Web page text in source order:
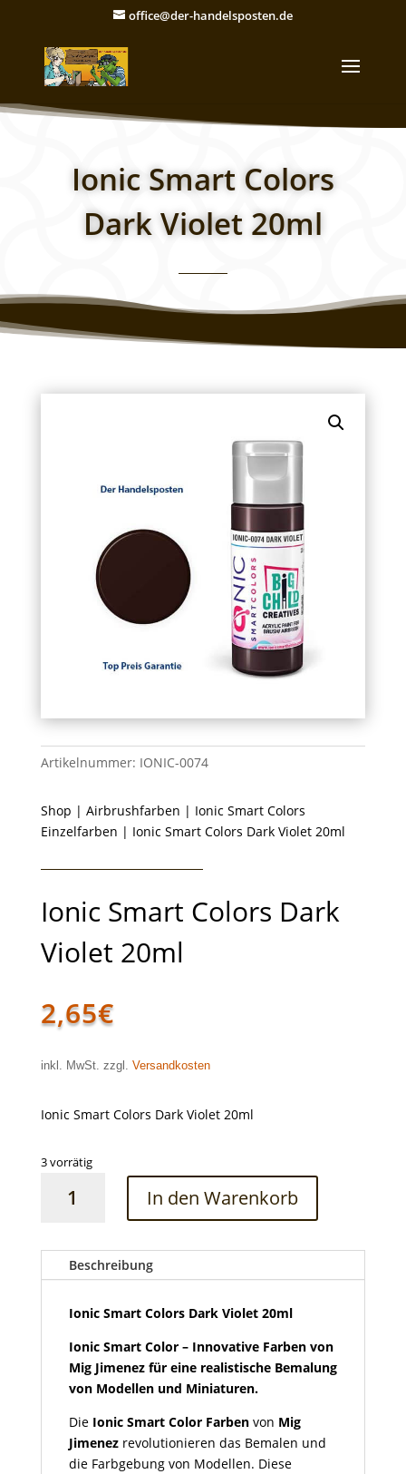
office@der-handelsposten.de
Ionic Smart Colors
Dark Violet 20ml
Artikelnummer: IONIC-0074
Shop | Airbrushfarben | Ionic Smart Colors
Einzelfarben | Ionic Smart Colors Dark Violet 20ml
Ionic Smart Colors Dark
Violet 20ml
2,65€
inkl. MwSt. zzgl. Versandkosten
Ionic Smart Colors Dark Violet 20ml
3 vorrätig
Smart
Violet
Menge
In den Warenkorb
Beschreibung
Ionic Smart Colors Dark Violet 20ml
Ionic Smart Color – Innovative Farben von
Mig Jimenez für eine realistische Bemalung
von Modellen und Miniaturen.
Die Ionic Smart Color Farbenvon Mig
Jimenezrevolutionieren das Bemalen und
die Farbgebung von Modellen. Diese